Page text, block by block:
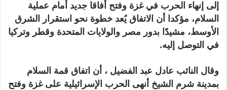
إلى إنهاء الحرب في غزة وفتح أفاقا جديد أمام عملية
السلام، مؤكدا أن الاتفاق يُعد خطوة نحو استقرار الشرق
الأوسط، مشيدًا بدور مصر والولايات المتحدة وقطر وتركيا
في التوصل إليه.
وقال النائب عادل عبد الفضيل ، أن اتفاق قمة السلام
بمدينة شرم الشيخ أنهى الحرب الإسرائيلية على غزة وفتح